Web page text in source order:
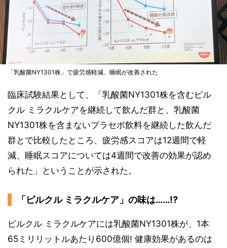
「乳酸菌NY1301株」で疲労感軽減、睡眠が改善された
臨床試験結果として、「乳酸菌NY1301株を含むピル
クル ミラクルケアを継続して飲んだ群と、乳酸菌
NY1301株を含まないプラセボ飲料を継続した飲んだ
群とで比較したところ、疲労感スコアは12週間で軽
減、睡眠スコアについては4週間で改善の効果が認め
られた」ということが示された。
「ピルクル ミラクルケア」の味は……!?
ピルクル ミラクルケアには乳酸菌NY1301株が、1本
65ミリリットルあたり600億個! 健康効果があるのは